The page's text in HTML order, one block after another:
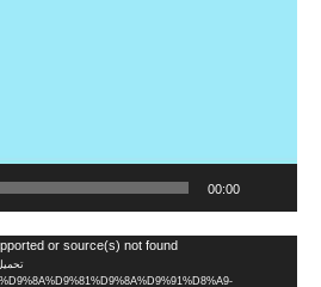
00:00
or source(s) not found